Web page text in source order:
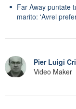
Far Away puntate
marito: 'Avrei
Pier Luigi
Video Maker